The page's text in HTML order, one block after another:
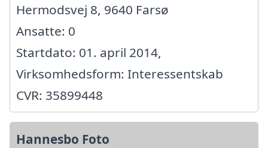
Hermodsvej 8, 9640 Farsø
Ansatte: 0
Startdato: 01. april 2014,
Virksomhedsform: Interessentskab
CVR: 35899448
Hannesbo Foto